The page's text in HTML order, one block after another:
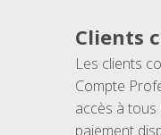
Clients
Les clients
Compte
accès à
paiement